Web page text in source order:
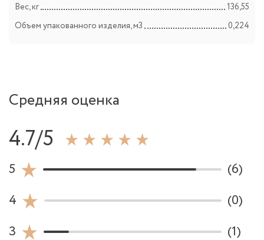
Вес, кг
136,55
Объем упакованного изделия, м3
0,224
Средняя оценка
4.7/5
5
(6)
4
(0)
3
(1)